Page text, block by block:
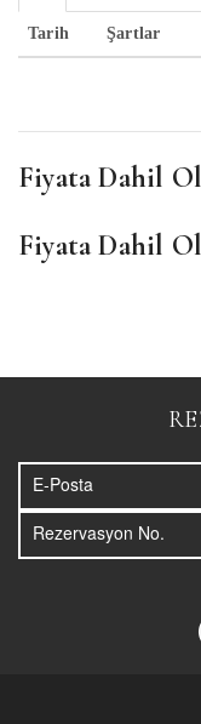
Tarih Şartlar
Fiyata Dahil
Fiyata Dahil